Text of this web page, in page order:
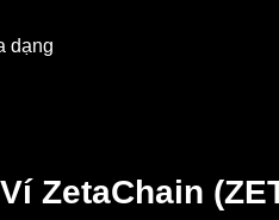
dạng
ZetaChain